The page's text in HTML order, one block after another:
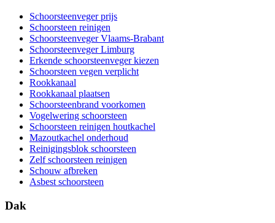
Schoorsteenveger prijs
Schoorsteen reinigen
Schoorsteenveger Vlaams-Brabant
Schoorsteenveger Limburg
Erkende schoorsteenveger kiezen
Schoorsteen vegen verplicht
Rookkanaal
Rookkanaal plaatsen
Schoorsteenbrand voorkomen
Vogelwering schoorsteen
Schoorsteen reinigen houtkachel
Mazoutkachel onderhoud
Reinigingsblok schoorsteen
Zelf schoorsteen reinigen
Schouw afbreken
Asbest schoorsteen
Dak